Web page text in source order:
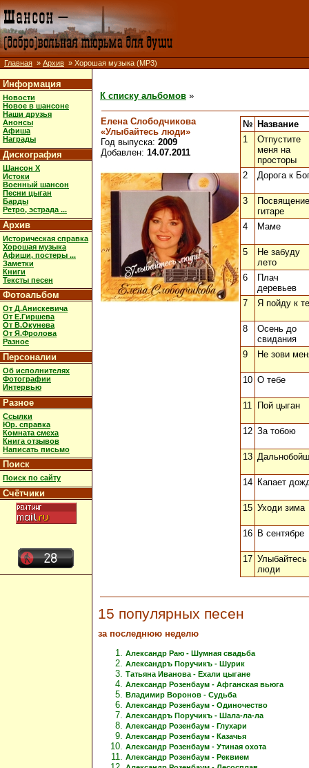
Главная » Архив » Хорошая музыка (MP3)
Информация
Новости
Новое в шансоне
Наши друзья
Анонсы
Афиша
Награды
Дискография
Шансон X
Истоки
Военный шансон
Песни цыган
Барды
Ретро, эстрада ...
Архив
Историческая справка
Хорошая музыка
Афиши, постеры ...
Заметки
Книги
Тексты песен
Фотоальбом
От Д.Анискевича
От Е.Гиршева
От В.Окунева
От Я.Фролова
Разное
Персоналии
Об исполнителях
Фотографии
Интервью
Разное
Ссылки
Юр. справка
Комната смеха
Книга отзывов
Написать письмо
Поиск
Поиск по сайту
Счётчики
К списку альбомов »
Елена Слободчикова
«Улыбайтесь люди»
Год выпуска: 2009
Добавлен: 14.07.2011
№ Название
1
Отпустите
меня на
просторы
2
Дорога к
3
Посвящение
гитаре
4
Маме
5
Не забуду
лето
6
Плач
деревьев
7
Я пойду к
8
Осень до
свидания
9
Не зови
10 О тебе
11 Пой цыган
12 За тобою
13
14 Капает
15 Уходи зима
16 В сентябре
17 Улыбайтесь
люди
15 популярных песен
за последнюю неделю
Александр Раю - Шумная свадьба
Александръ Поручикъ - Шурик
Татьяна Иванова - Ехали цыгане
Александр Розенбаум - Афганская вьюга
Владимир Воронов - Судьба
Александр Розенбаум - Одиночество
Александръ Поручикъ - Шала-ла-ла
Александр Розенбаум - Глухари
Александр Розенбаум - Казачья
Александр Розенбаум - Утиная охота
Александр Розенбаум - Реквием